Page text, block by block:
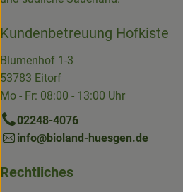
Kundenbetreuung Hofkiste
Blumenhof 1-3
53783 Eitorf
Mo - Fr: 08:00 - 13:00 Uhr
02248-4076
info@bioland-huesgen.de
Rechtliches